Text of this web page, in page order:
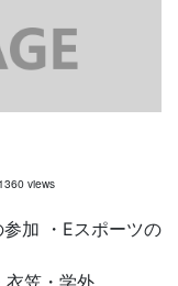
1360 views
加 ・Eスポーツの
笠・学外